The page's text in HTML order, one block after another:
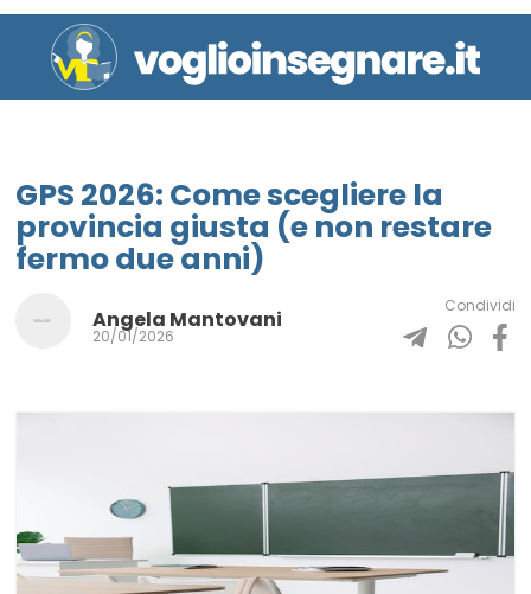
GPS 2026: Come scegliere la
provincia giusta (e non restare
fermo due anni)
Angela Mantovani
20/01/2026
Condividi